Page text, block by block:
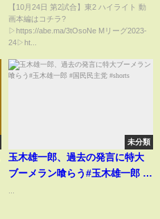
で150％になった瞬間w| Mリーグ
2023-24【10月24日 第2試合】#
麻雀 #shorts
【10月24日 第2試合】東2 ハイライト 動
画本編はコチラ?️
▷https://abe.ma/3tOsoNe Mリーグ2023-
24▷ht...
未分類
玉木雄一郎、過去の発言に特大
ブーメラン喰らう#玉木雄一郎 #